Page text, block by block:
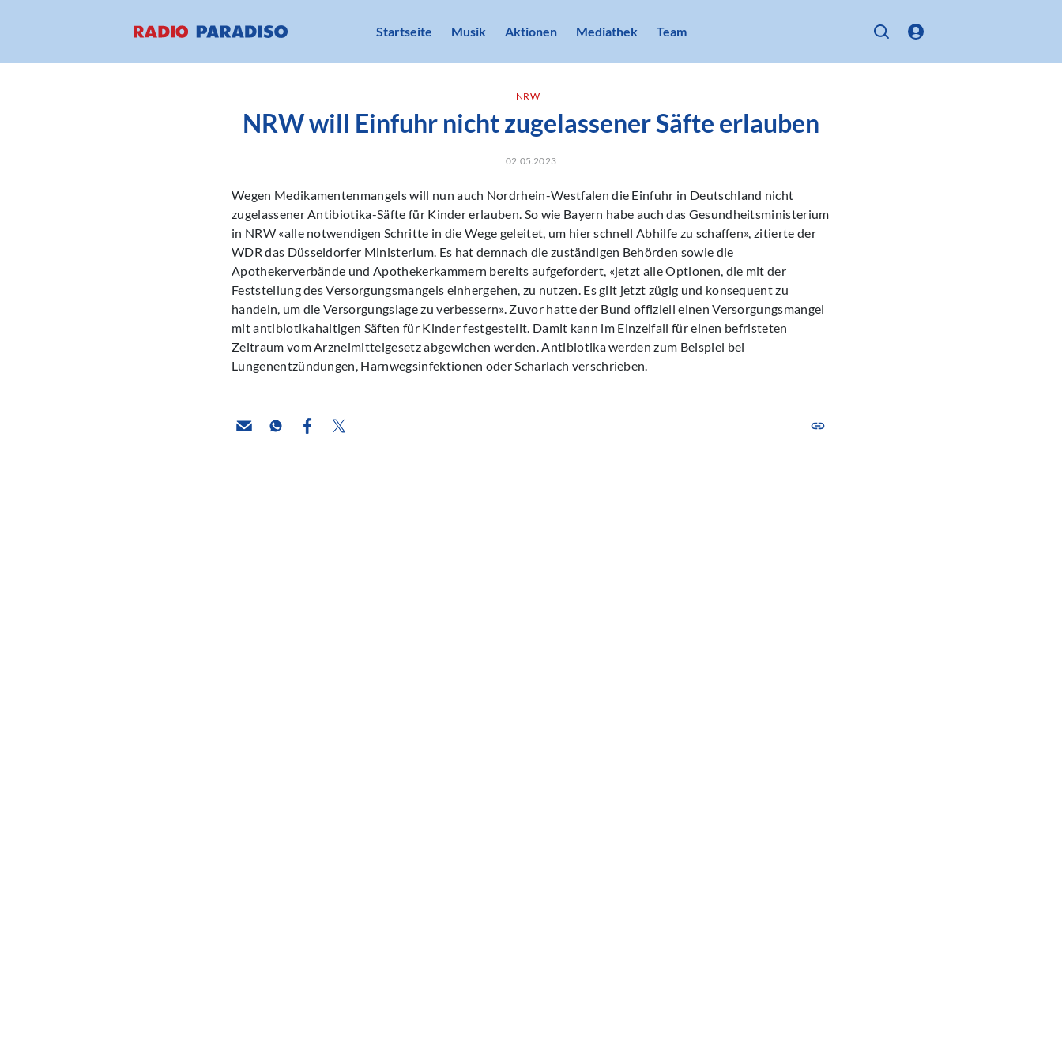
Startseite Musik Aktionen Mediathek Team
NRW
NRW will Einfuhr nicht zugelassener Säfte erlauben
02.05.2023
Wegen Medikamentenmangels will nun auch Nordrhein-Westfalen die Einfuhr in Deutschland nicht
zugelassener Antibiotika-Säfte für Kinder erlauben. So wie Bayern habe auch das Gesundheitsministerium
in NRW «alle notwendigen Schritte in die Wege geleitet, um hier schnell Abhilfe zu schaffen», zitierte der
WDR das Düsseldorfer Ministerium. Es hat demnach die zuständigen Behörden sowie die
Apothekerverbände und Apothekerkammern bereits aufgefordert, «jetzt alle Optionen, die mit der
Feststellung des Versorgungsmangels einhergehen, zu nutzen. Es gilt jetzt zügig und konsequent zu
handeln, um die Versorgungslage zu verbessern». Zuvor hatte der Bund offiziell einen Versorgungsmangel
mit antibiotikahaltigen Säften für Kinder festgestellt. Damit kann im Einzelfall für einen befristeten
Zeitraum vom Arzneimittelgesetz abgewichen werden. Antibiotika werden zum Beispiel bei
Lungenentzündungen, Harnwegsinfektionen oder Scharlach verschrieben.